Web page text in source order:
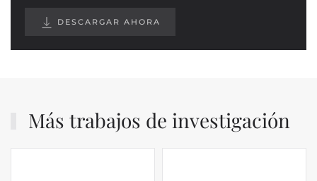
DESCARGAR AHORA
Más trabajos de investigación